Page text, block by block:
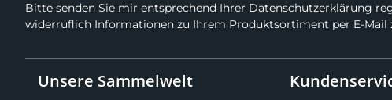
Bitte senden Sie mir entsprechend Ihrer Datenschutzerklärung
widerruflich Informationen zu Ihrem Produktsortiment per E-Mail
Unsere Sammelwelt